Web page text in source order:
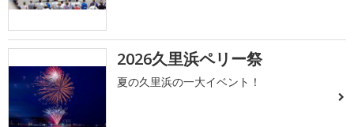
2026久里浜ペリー祭
夏の久里浜の一大イベント！